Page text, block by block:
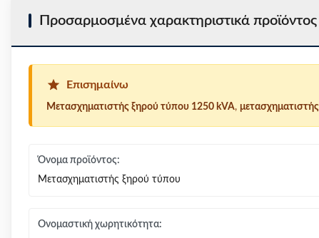
Προσαρμοσμένα χαρακτηριστικά προϊόντος
Επισημαίνω
Μετασχηματιστής ξηρού τύπου 1250 kVA,
Όνομα προϊόντος:
Μετασχηματιστής ξηρού τύπου
Ονομαστική χωρητικότητα: